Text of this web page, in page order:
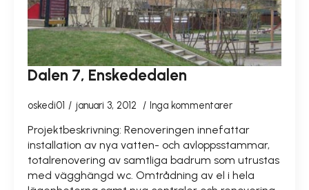
Dalen 7, Enskededalen
oskedi01 januari 3, 2012 Inga kommentarer
Projektbeskrivning: Renoveringen innefattar
installation av nya vatten- och avloppsstammar,
totalrenovering av samtliga badrum som utrustas
med vägghängd wc. Omtrådning av el i hela